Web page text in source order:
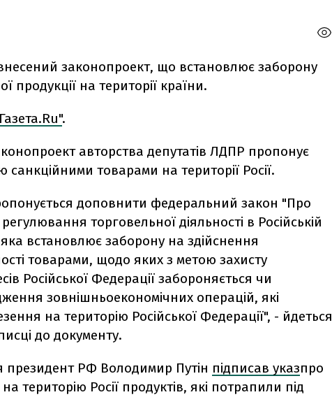
законопроект, що встановлює заборону
продукції на території країни.
.
авторства депутатів ЛДПР пропонує
санкційними товарами на території Росії.
доповнити федеральний закон "Про
торговельної діяльності в Російській
встановлює заборону на здійснення
товарами, щодо яких з метою захисту
Російської Федерації забороняється чи
зовнішньоекономічних операцій, які
на територію Російської Федерації", - йдеться
до документу.
президент РФ Володимир Путін підписав указпро
територію Росії продуктів, які потрапили під